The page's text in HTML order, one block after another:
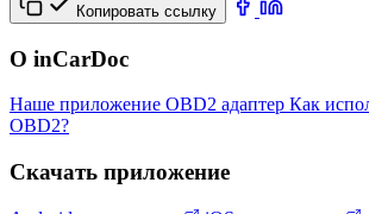
Копировать ссылку
О inCarDoc
Наше приложение OBD2 адаптер Как
OBD2?
Скачать приложение